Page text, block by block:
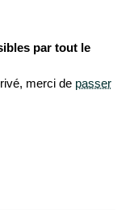
par tout le
merci de passer